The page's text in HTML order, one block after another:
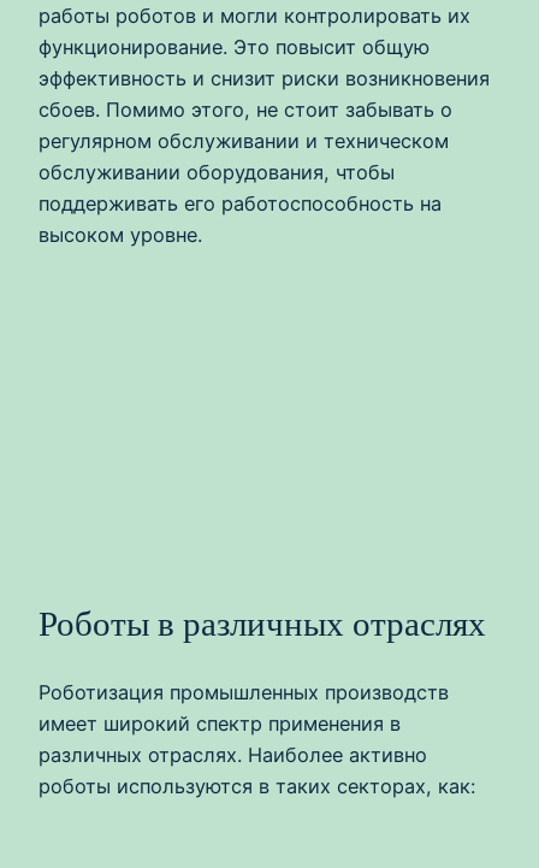
работы роботов и могли контролировать их
функционирование. Это повысит общую
эффективность и снизит риски возникновения
сбоев. Помимо этого, не стоит забывать о
регулярном обслуживании и техническом
обслуживании оборудования, чтобы
поддерживать его работоспособность на
высоком уровне.
Роботы в различных отраслях
Роботизация промышленных производств
имеет широкий спектр применения в
различных отраслях. Наиболее активно
роботы используются в таких секторах, как: